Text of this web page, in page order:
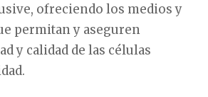
ofreciendo los medios y
permitan y aseguren
y calidad de las células